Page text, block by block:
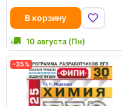
В корзину
10 августа (Пн)
-35%